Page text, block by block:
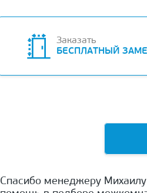
Заказать
БЕСПЛАТНЫЙ
Спасибо менеджеру